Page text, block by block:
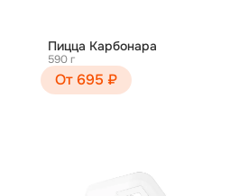
Пицца Карбонара
590 г
От 695 ₽